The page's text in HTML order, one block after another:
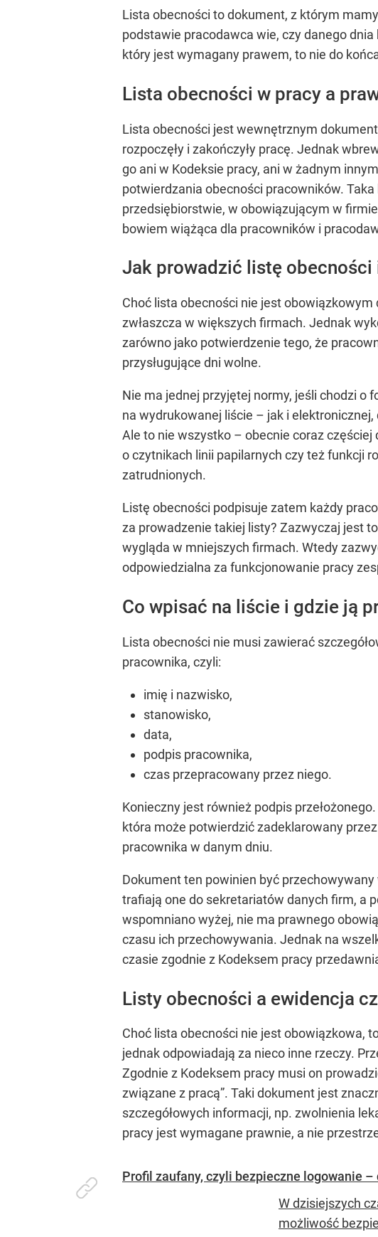
Lista obecności to dokument, z którym
podstawie pracodawca wie, czy danego
który jest wymagany prawem, to nie do
Lista obecności w pracy a
Lista obecności jest wewnętrznym
rozpoczęły i zakończyły pracę. Jednak
go ani w Kodeksie pracy, ani w żadnym
potwierdzania obecności pracowników.
przedsiębiorstwie, w obowiązującym w
bowiem wiążąca dla pracowników i
Jak prowadzić listę obecności
Choć lista obecności nie jest
zwłaszcza w większych firmach. Jednak
zarówno jako potwierdzenie tego, że
przysługujące dni wolne.
Nie ma jednej przyjętej normy, jeśli chodzi o
na wydrukowanej liście – jak i
Ale to nie wszystko – obecnie coraz częściej
o czytnikach linii papilarnych czy też funkcji
zatrudnionych.
Listę obecności podpisuje zatem każdy
za prowadzenie takiej listy? Zazwyczaj jest
wygląda w mniejszych firmach. Wtedy
odpowiedzialna za funkcjonowanie pracy
Co wpisać na liście i gdzie ją
Lista obecności nie musi zawierać
pracownika, czyli:
imię i nazwisko,
stanowisko,
data,
podpis pracownika,
czas przepracowany przez niego.
Konieczny jest również podpis
która może potwierdzić zadeklarowany
pracownika w danym dniu.
Dokument ten powinien być
trafiają one do sekretariatów danych firm, a
wspomniano wyżej, nie ma prawnego
czasu ich przechowywania. Jednak na
czasie zgodnie z Kodeksem pracy
Listy obecności a ewidencja
Choć lista obecności nie jest obowiązkowa,
jednak odpowiadają za nieco inne rzeczy.
Zgodnie z Kodeksem pracy musi on
związane z pracą”. Taki dokument jest
szczegółowych informacji, np. zwolnienia
pracy jest wymagane prawnie, a nie
Profil zaufany, czyli bezpieczne logowanie –
W dzisiejszych
możliwość